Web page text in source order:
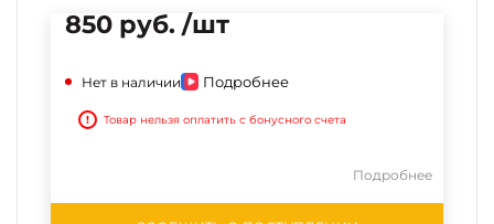
850 руб. /шт
Нет в наличии Подробнее
! Товар нельзя оплатить с бонусного счета
Подробнее